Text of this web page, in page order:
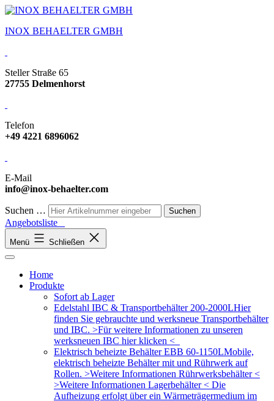
INOX BEHAELTER GMBH
Steller Straße 65
27755 Delmenhorst
Telefon
+49 4221 6896062
E-Mail
info@inox-behaelter.com
Suchen …
Angebotsliste
Menü Schließen
Home
Produkte
Sofort ab Lager
Edelstahl IBC & Transportbehälter 200-2000LHier
finden Sie gebrauchte und werksneue Transportbehälter
und IBC. >Für weitere Informationen zu unseren
werksneuen IBC hier klicken <
Elektrisch beheizte Behälter EBB 60-1150LMobile,
elektrisch beheizte Behälter mit und Rührwerk auf
Rollen. >Weitere Informationen Rührwerksbehälter <
>Weitere Informationen Lagerbehälter < Die
Aufheizung erfolgt über ein Wärmeträgermedium im